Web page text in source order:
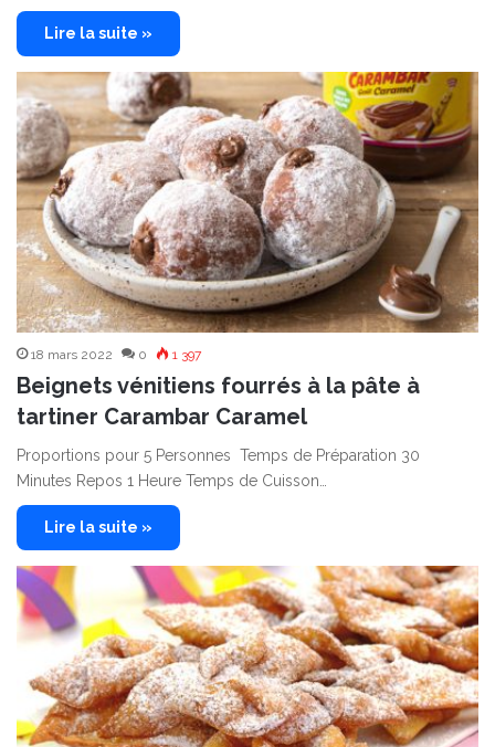
Lire la suite »
18 mars 2022 0 1 397
Beignets vénitiens fourrés à la pâte à
tartiner Carambar Caramel
Proportions pour 5 Personnes Temps de Préparation 30
Minutes Repos 1 Heure Temps de Cuisson…
Lire la suite »